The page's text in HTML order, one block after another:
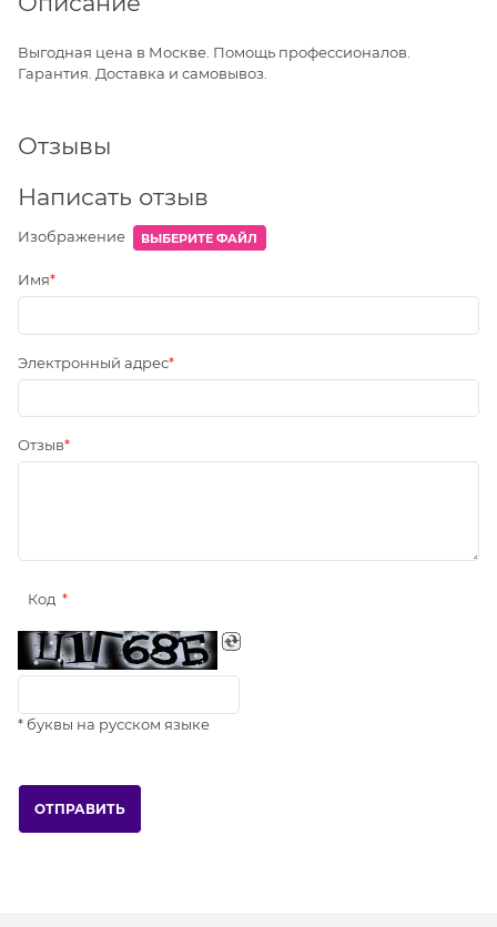
Выгодная цена в Москве. Помощь профессионалов.
Гарантия. Доставка и самовывоз.
Отзывы
Написать отзыв
Изображение ВЫБЕРИТЕ ФАЙЛ
Имя
Электронный адрес
Отзыв
Код
* буквы на русском языке